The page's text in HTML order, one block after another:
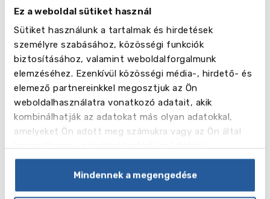
Ez a weboldal sütiket használ
Sütiket használunk a tartalmak és hirdetések
személyre szabásához, közösségi funkciók
biztosításához, valamint weboldalforgalmunk
elemzéséhez. Ezenkívül közösségi média-, hirdető- és
elemező partnereinkkel megosztjuk az Ön
weboldalhasználatra vonatkozó adatait, akik
kombinálhatják az adatokat más olyan adatokkal,
amelyeket Ön adott meg számukra vagy az Ön által
Mindennek a megengedése
Hét
Ár ,
USD
TOEFL felkészítő tanfolyam (17 x 60 perc + gyakorló teszt)
700.00